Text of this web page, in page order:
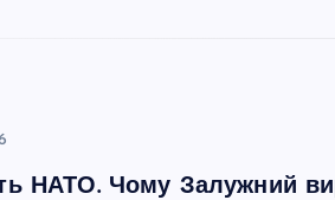
НАТО. Чому Залужний